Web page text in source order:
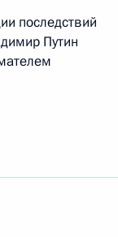
последствий
Путин